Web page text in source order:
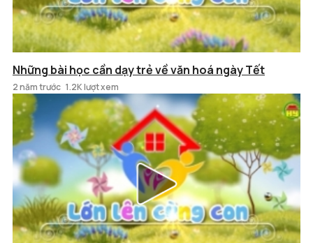
Những bài học cần dạy trẻ về văn hoá ngày Tết
2 năm trước 1.2K lượt xem